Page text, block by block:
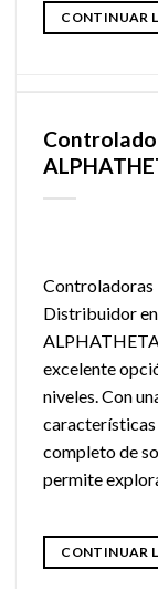
CONTINUAR
Controladoras
Distribuidor
excelente
niveles. Con
características
completo de
permite
CONTINUAR